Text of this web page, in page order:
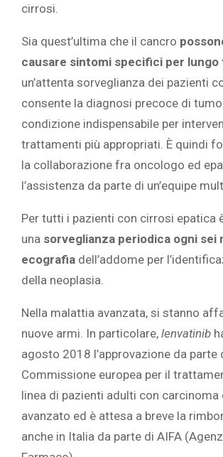
cirrosi.
Sia quest’ultima che il cancro
causare sintomi specifici per lungo
un’attenta sorveglianza dei pazienti
consente la diagnosi precoce di
condizione indispensabile per
trattamenti più appropriati. È quindi
la collaborazione fra oncologo ed
l’assistenza da parte di un’equipe
Per tutti i pazienti con cirrosi epatica
una sorveglianza periodica ogni sei
ecografia dell’addome per
della neoplasia.
Nella malattia avanzata, si stanno
nuove armi. In particolare, lenvatinib
agosto 2018 l’approvazione da parte
Commissione europea per il
linea di pazienti adulti con carcinoma
avanzato ed è attesa a breve la
anche in Italia da parte di AIFA